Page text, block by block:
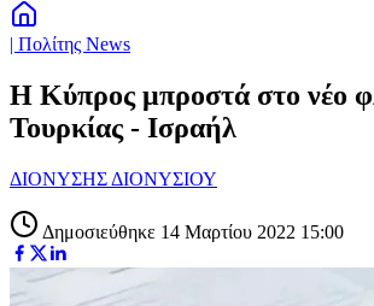
| Πολίτης News
Η Κύπρος μπροστά στο νέο
Τουρκίας - Ισραήλ
ΔΙΟΝΥΣΗΣ ΔΙΟΝΥΣΙΟΥ
Δημοσιεύθηκε 14 Μαρτίου 2022 15:00